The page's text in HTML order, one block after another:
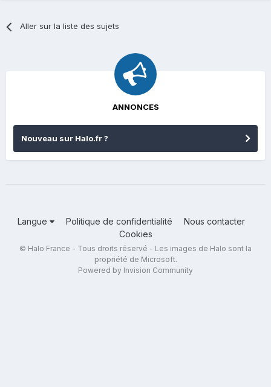
Aller sur la liste des sujets
ANNONCES
Nouveau sur Halo.fr ?
Langue Politique de confidentialité
Nous contacter
Cookies
© Halo France - Tous droits réservé - Les images de Halo sont la
propriété de Microsoft.
Powered by Invision Community